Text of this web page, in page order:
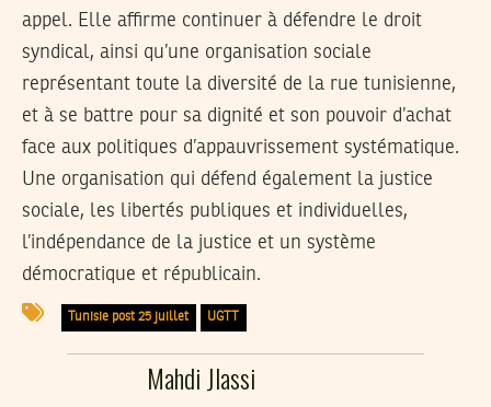
appel. Elle affirme continuer à défendre le droit
syndical, ainsi qu’une organisation sociale
représentant toute la diversité de la rue tunisienne,
et à se battre pour sa dignité et son pouvoir d’achat
face aux politiques d’appauvrissement systématique.
Une organisation qui défend également la justice
sociale, les libertés publiques et individuelles,
l’indépendance de la justice et un système
démocratique et républicain.
Tunisie post 25 juillet UGTT
Mahdi Jlassi